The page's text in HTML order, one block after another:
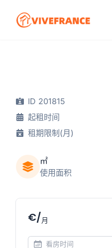
ID 201815
起租时间
租期限制(月)
㎡
使用面积
€/月